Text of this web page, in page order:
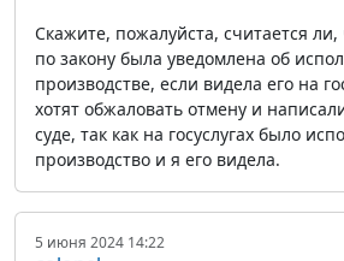
Скажите, пожалуйста, считается
по закону была уведомлена об
производстве, если видела его на
хотят обжаловать отмену и
суде, так как на госуслугах было
производство и я его видела.
5 июня 2024 14:22